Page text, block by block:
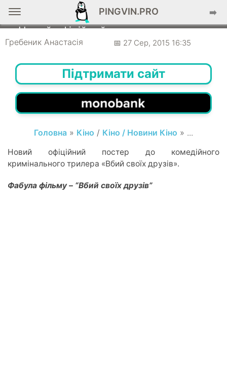
PINGVIN.PRO ➡️
КІНО
Новий офіційний постер до трилера
“Вбий своїх друзів”
Гребеник Анастасія 📅 27 Сер, 2015 16:35
Підтримати сайт
Головна » Кіно / Кіно / Новини Кіно » ...
Новий офіційний постер до комедійного
кримінального трилера «Вбий своїх друзів».
Фабула фільму – “Вбий своїх друзів”